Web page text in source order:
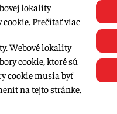
lokality
Prečítať viac
Webové lokality
cookie, ktoré sú
cookie musia byť
na tejto stránke.